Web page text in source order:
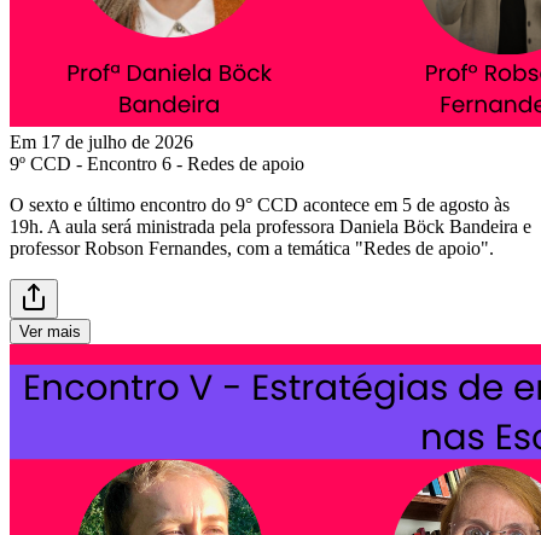
Em 17 de julho de 2026
9º CCD - Encontro 6 - Redes de apoio
O sexto e último encontro do 9° CCD acontece em 5 de agosto às
19h. A aula será ministrada pela professora Daniela Böck Bandeira e
professor Robson Fernandes, com a temática "Redes de apoio".
Ver mais